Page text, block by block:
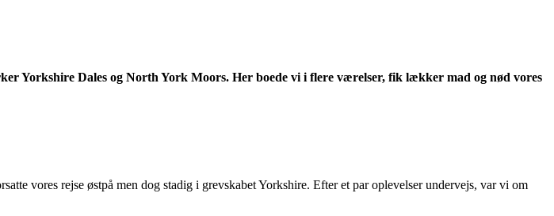
Yorkshire Dales og North York Moors. Her boede vi i flere værelser, fik lækker mad og nød vores
vores rejse østpå men dog stadig i grevskabet Yorkshire. Efter et par oplevelser undervejs, var vi om